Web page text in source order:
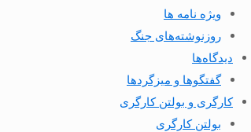
ویژه نامه ها
روزنوشته‌های جنگ
دیدگاه‌ها
گفتگوها و میزگردها
کارگری و بولتن کارگری
بولتن کارگری